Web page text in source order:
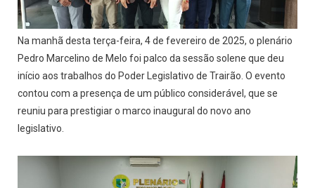
Na manhã desta terça-feira, 4 de fevereiro de 2025, o plenário
Pedro Marcelino de Melo foi palco da sessão solene que deu
início aos trabalhos do Poder Legislativo de Trairão. O evento
contou com a presença de um público considerável, que se
reuniu para prestigiar o marco inaugural do novo ano
legislativo.